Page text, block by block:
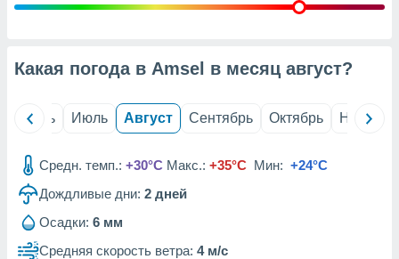
Какая погода в Amsel в месяц август?
Июнь Июль Август Сентябрь Октябрь Ноябрь
Средн. темп.: +30°C Макс.: +35°C Мин: +24°C
Дождливые дни: 2 дней
Осадки: 6 мм
Средняя скорость ветра: 4 м/с